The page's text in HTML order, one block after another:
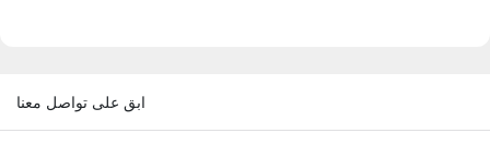
ابق على تواصل معنا